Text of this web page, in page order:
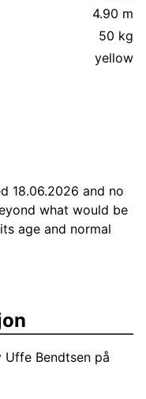
4.90 m
50 kg
yellow
18.06.2026 and no
what would be
age and normal
Bendtsen på